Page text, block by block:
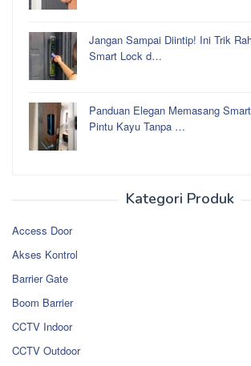
Jangan Sampai Diintip! Ini Trik
Smart Lock d…
Panduan Elegan Memasang
Pintu Kayu Tanpa …
Kategori Produk
Access Door
Akses Kontrol
Barrier Gate
Boom Barrier
CCTV Indoor
CCTV Outdoor